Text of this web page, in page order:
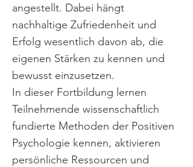
angestellt. Dabei hängt
nachhaltige Zufriedenheit und
Erfolg wesentlich davon ab, die
eigenen Stärken zu kennen und
bewusst einzusetzen.
In dieser Fortbildung lernen
Teilnehmende wissenschaftlich
fundierte Methoden der Positiven
Psychologie kennen, aktivieren
persönliche Ressourcen und